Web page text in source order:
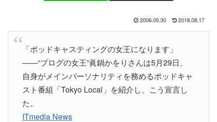
2006.05.30 2018.08.17
「ポッドキャスティングの女王になります」
――“ブログの女王”眞鍋かをりさんは5月29日、
自身がメインパーソナリティを務めるポッドキャ
スト番組「Tokyo Local」を紹介し、こう宣言し
た。
ITmedia News